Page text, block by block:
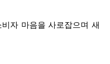
자 마음을 사로잡으며 새